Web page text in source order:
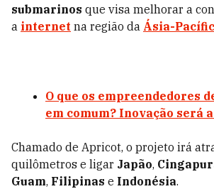
submarinos que visa melhorar a
a internet na região da Ásia-
O que os empreendedores
em comum? Inovação será
Chamado de Apricot, o projeto irá
quilômetros e ligar Japão,
Guam, Filipinas e Indonésia.